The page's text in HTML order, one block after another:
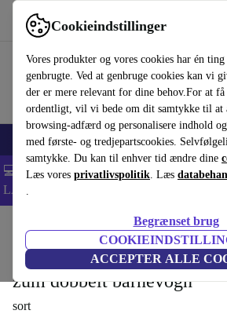
Cookieindstillinger
Vores produkter og vores cookies har én
genbrugte. Ved at genbruge cookies kan vi
der er mere relevant for dine behov.For at
ordentligt, vil vi bede om dit samtykke til at
browsing-adfærd og personalisere indhold
med første- og tredjepartscookies.
samtykke. Du kan til enhver tid ændre dine
Læs vores privatlivspolitik. Læs
.
Begrænset brug
ACCEPTER ALLE
Brug refurbed hurtigt og nemt
Smartphones Bærbare Tablets
💻 Ekstra 5% rabat på alle MacBooks og
LAPTOP5 -
Barnevogne & Klapvogne
Babyzen YOYO Connect
zum dobbelt barnevogn
sort